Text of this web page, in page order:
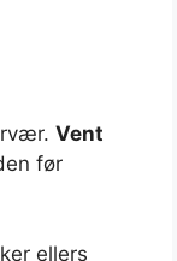
Vent
før
ellers